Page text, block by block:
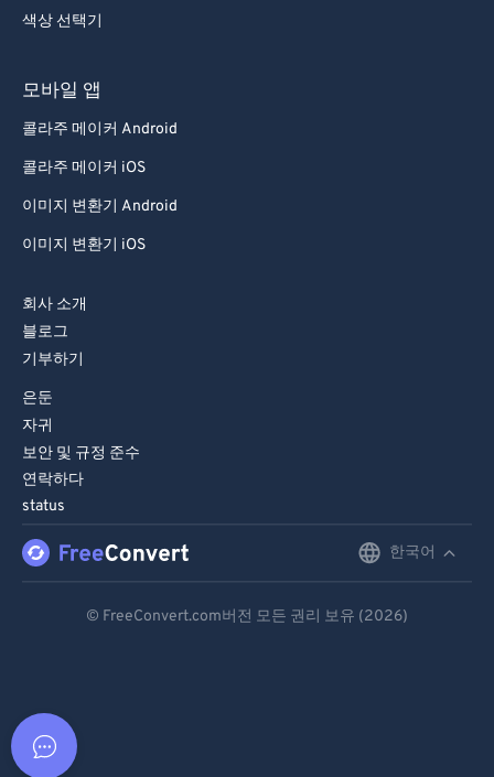
색상 선택기
모바일 앱
콜라주 메이커 Android
콜라주 메이커 iOS
이미지 변환기 Android
이미지 변환기 iOS
회사 소개
블로그
기부하기
은둔
자귀
보안 및 규정 준수
연락하다
status
한국어
© FreeConvert.com버전 모든 권리 보유 (2026)